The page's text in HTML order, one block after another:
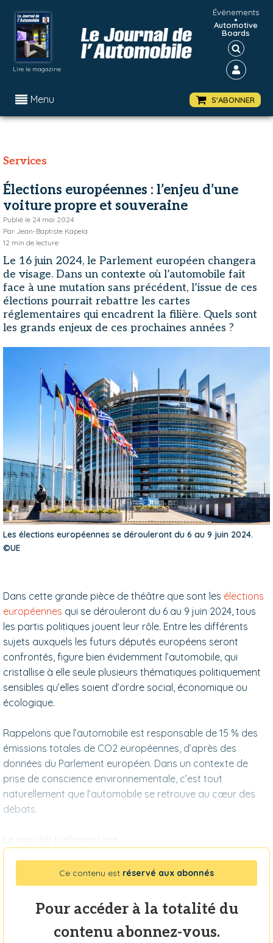
Lire le magazine
Événements
•
Automotive
Boards
Menu S'ABONNER
Services
Élections européennes : l’enjeu d’une
voiture propre et souveraine
Publié le 24 mai 2024
Par Jean-Baptiste Kapela
12 min de lecture
Le 16 juin 2024, le Parlement européen changera
de visage. Dans un contexte où l’automobile fait
face à une mutation sans précédent, l’issue de ces
élections pourrait rebattre les cartes
réglementaires qui encadrent la filière. Quels sont
les grands enjeux de ces prochaines années ?
Les élections européennes se dérouleront du 6 au 9 juin 2024.
©UE
Dans cette grande pièce de théâtre que sont les élections
européennes qui se dérouleront du 6 au 9 juin 2024, tous
les partis politiques jouent leur rôle. Entre les différents
sujets auxquels les futurs députés européens seront
confrontés, figure bien évidemment l’automobile, qui
cristallise à elle seule plusieurs thématiques politiquement
sensibles qu’elles soient d’ordre social, économique ou
écologique.
Rappelons que l’automobile est responsable de 15 % des
émissions totales de CO2 européennes, d’après des
données du Parlement européen. Dans un contexte de
prise de conscience environnementale, c’est tout
naturellement que l’automobile se retrouve au cœur des
débats.
Le mandat parlementaire
Ce contenu est réservé aux abonnés
Pour accéder à la totalité du
contenu abonnez-vous.